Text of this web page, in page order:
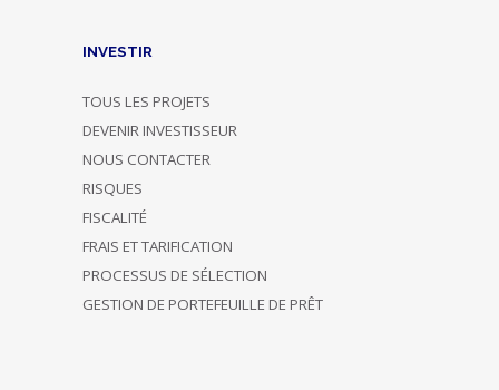
INVESTIR
TOUS LES PROJETS
DEVENIR INVESTISSEUR
NOUS CONTACTER
RISQUES
FISCALITÉ
FRAIS ET TARIFICATION
PROCESSUS DE SÉLECTION
GESTION DE PORTEFEUILLE DE PRÊT